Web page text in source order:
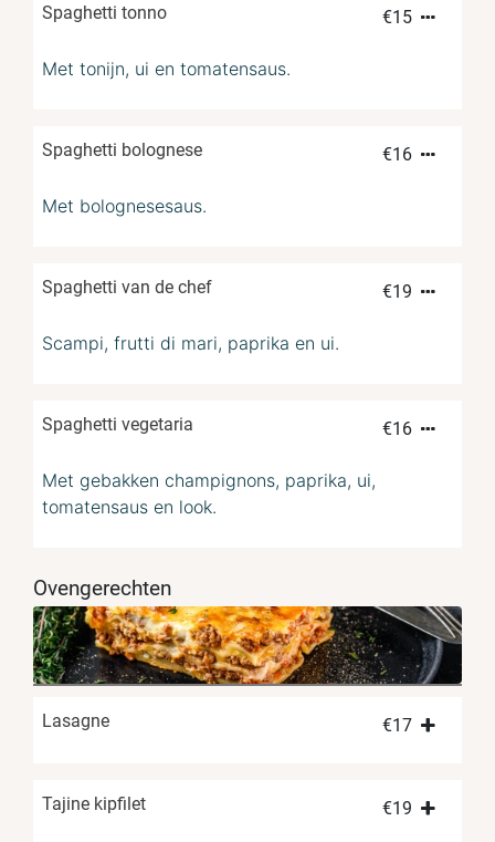
Spaghetti tonno €15
Met tonijn, ui en tomatensaus.
Spaghetti bolognese €16
Met bolognesesaus.
Spaghetti van de chef €19
Scampi, frutti di mari, paprika en ui.
Spaghetti vegetaria €16
Met gebakken champignons, paprika, ui,
tomatensaus en look.
Ovengerechten
Lasagne €17
Tajine kipfilet €19